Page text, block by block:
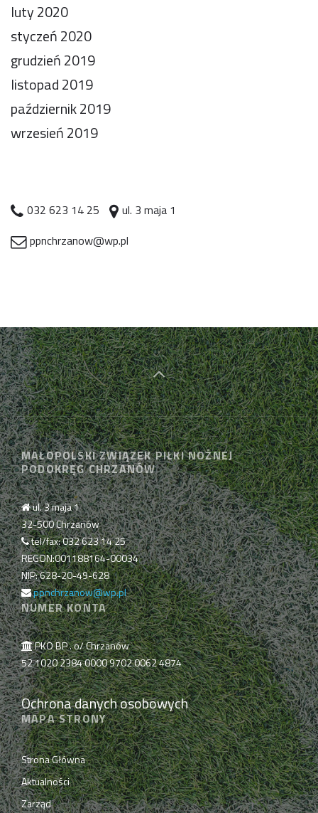
luty 2020
styczeń 2020
grudzień 2019
listopad 2019
październik 2019
wrzesień 2019
032 623 14 25
ul. 3 maja 1
ppnchrzanow@wp.pl
MAŁOPOLSKI ZWIĄZEK PIŁKI NOŻNEJ
PODOKRĘG CHRZANÓW
ul. 3 maja 1
32-500 Chrzanów
tel/fax: 032 623 14 25
REGON:001188164-00034
NIP: 628-20-49-628
ppnchrzanow@wp.pl
NUMER KONTA
PKO BP . o/ Chrzanów
52 1020 2384 0000 9702 0062 4874
Ochrona danych osobowych
MAPA STRONY
Strona Główna
Aktualności
Zarząd